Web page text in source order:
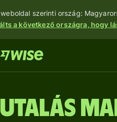
szerinti ország:
a következő országra, hogy
Utalás